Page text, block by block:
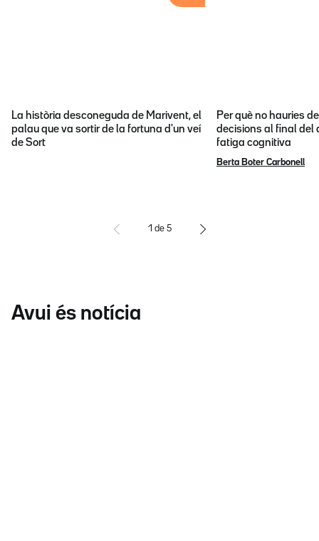
La història desconeguda de Marivent, el
palau que va sortir de la fortuna d'un veí
de Sort
Per què no hauries
decisions al final del
fatiga cognitiva
Berta Boter Carbonell
1 de 5
Avui és notícia